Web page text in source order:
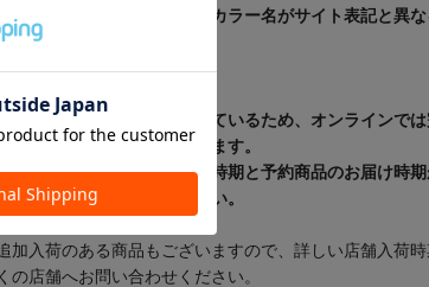
ステム上の都合により、一部カラー名がサイト表記と異
荷時期について】
荷日ごとに販売数量が決まっているため、オンラインで
にて予約販売を行っております。
入荷アイテムは、店舗入荷時期と予約商品のお届け時
すので、予めご了承ください。
加入荷のある商品もございますので、詳しい店舗入荷
の店舗へお問い合わせください。